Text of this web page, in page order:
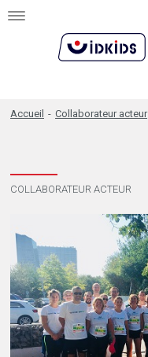
Toggle
Accueil - Collaborateur acteur
COLLABORATEUR ACTEUR